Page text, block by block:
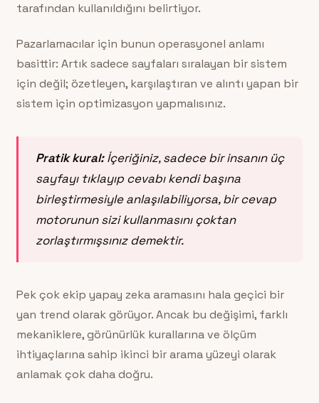
tarafından kullanıldığını belirtiyor.
Pazarlamacılar için bunun operasyonel anlamı
basittir: Artık sadece sayfaları sıralayan bir sistem
için değil; özetleyen, karşılaştıran ve alıntı yapan bir
sistem için optimizasyon yapmalısınız.
Pratik kural:İçeriğiniz, sadece bir insanın üç
sayfayı tıklayıp cevabı kendi başına
birleştirmesiyle anlaşılabiliyorsa, bir cevap
motorunun sizi kullanmasını çoktan
zorlaştırmışsınız demektir.
Pek çok ekip yapay zeka aramasını hala geçici bir
yan trend olarak görüyor. Ancak bu değişimi, farklı
mekaniklere, görünürlük kurallarına ve ölçüm
ihtiyaçlarına sahip ikinci bir arama yüzeyi olarak
anlamak çok daha doğru.